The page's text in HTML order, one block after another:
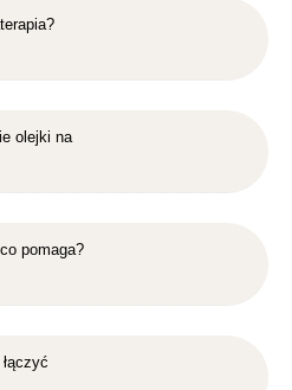
olejki na
pomaga?